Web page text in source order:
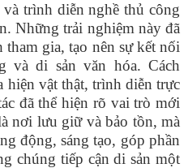
trình diễn nghề thủ công
Những trải nghiệm này đã
gia, tạo nên sự kết nối
và di sản văn hóa. Cách
vật thật, trình diễn trực
đã thể hiện rõ vai trò mới
nơi lưu giữ và bảo tồn, mà
động, sáng tạo, góp phần
chúng tiếp cận di sản một